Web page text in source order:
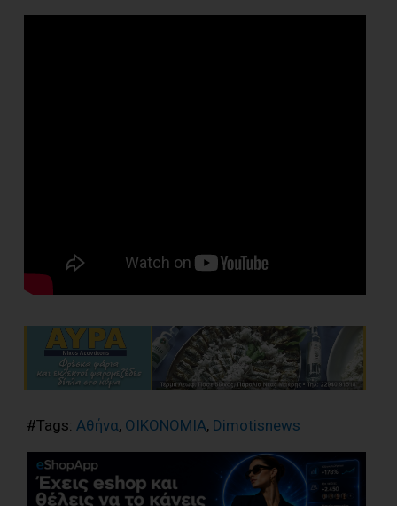
#Tags: Αθήνα, ΟΙΚΟΝΟΜΙΑ, Dimotisnews